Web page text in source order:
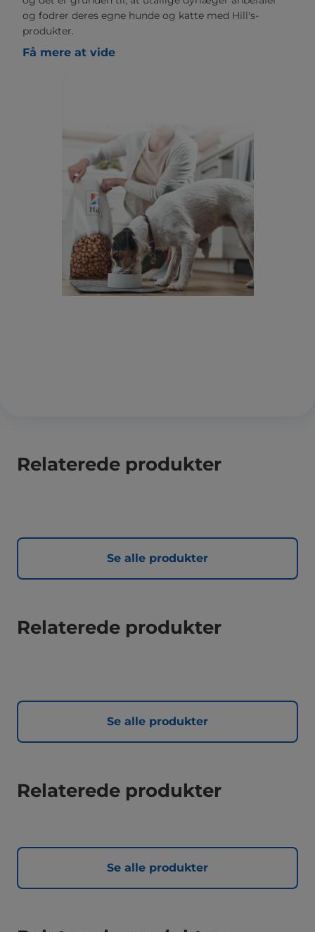
og fodrer deres egne hunde og katte med Hill's-
produkter.
Få mere at vide
Relaterede produkter
Se alle produkter
Relaterede produkter
Se alle produkter
Relaterede produkter
Se alle produkter